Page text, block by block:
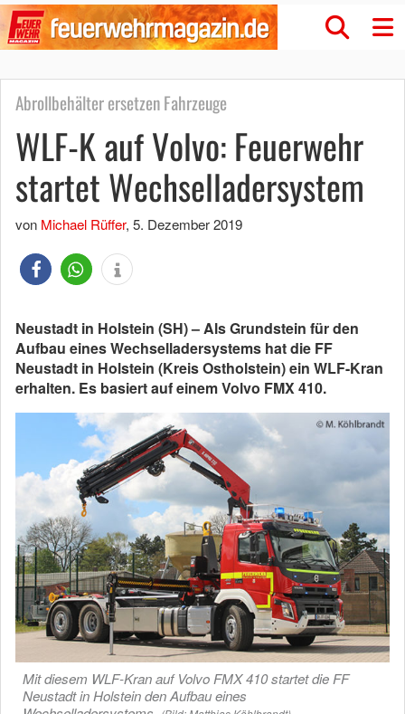
Abrollbehälter ersetzen Fahrzeuge
WLF-K auf Volvo: Feuerwehr
startet Wechselladersystem
von Michael Rüffer, 5. Dezember 2019
Neustadt in Holstein (SH) – Als Grundstein für den
Aufbau eines Wechselladersystems hat die FF
Neustadt in Holstein (Kreis Ostholstein) ein WLF-Kran
erhalten. Es basiert auf einem Volvo FMX 410.
Mit diesem WLF-Kran auf Volvo FMX 410 startet die FF
Neustadt in Holstein den Aufbau eines